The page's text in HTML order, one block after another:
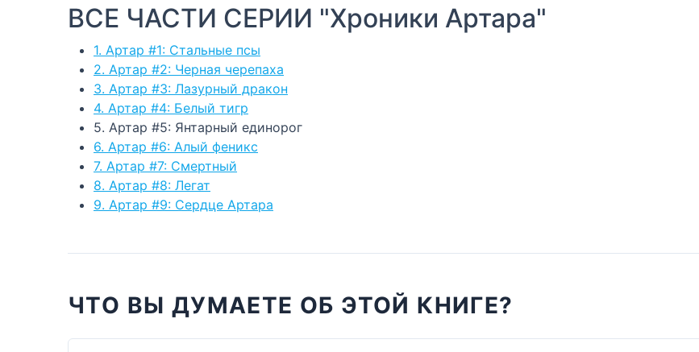
ВСЕ ЧАСТИ СЕРИИ "Хроники Артара"
1. Артар #1: Стальные псы
2. Артар #2: Черная черепаха
3. Артар #3: Лазурный дракон
4. Артар #4: Белый тигр
5. Артар #5: Янтарный единорог
6. Артар #6: Алый феникс
7. Артар #7: Смертный
8. Артар #8: Легат
9. Артар #9: Сердце Артара
ЧТО ВЫ ДУМАЕТЕ ОБ ЭТОЙ КНИГЕ?